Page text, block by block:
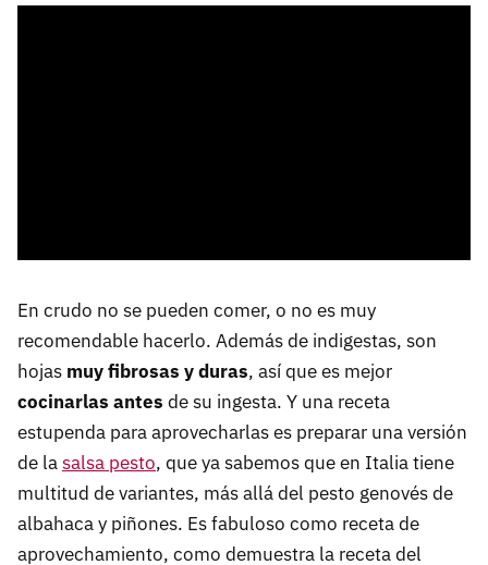
En crudo no se pueden comer, o no es muy
recomendable hacerlo. Además de indigestas, son
hojas muy fibrosas y duras, así que es mejor
cocinarlas antes de su ingesta. Y una receta
estupenda para aprovecharlas es preparar una versión
de lasalsa pesto, que ya sabemos que en Italia tiene
multitud de variantes, más allá del pesto genovés de
albahaca y piñones. Es fabuloso como receta de
aprovechamiento, como demuestra la receta del